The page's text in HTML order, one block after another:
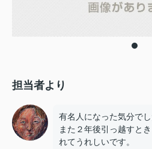
担当者より
有名人になった気分でし
また２年後引っ越すと
れてうれしいです。